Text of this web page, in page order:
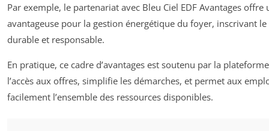
Par exemple, le partenariat avec Bleu Ciel EDF Avantages offre
avantageuse pour la gestion énergétique du foyer, inscrivant le
durable et responsable.
En pratique, ce cadre d’avantages est soutenu par la
l’accès aux offres, simplifie les démarches, et permet aux
facilement l’ensemble des ressources disponibles.